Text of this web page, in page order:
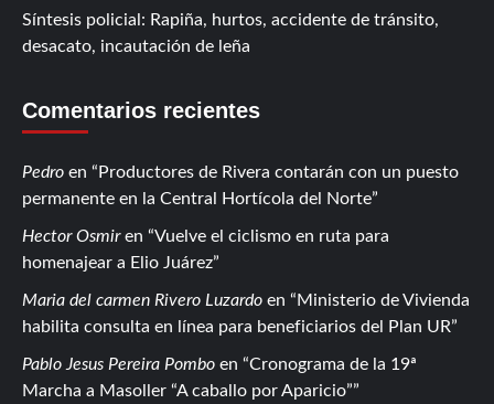
Síntesis policial: Rapiña, hurtos, accidente de tránsito,
desacato, incautación de leña
Comentarios recientes
Pedro en
Productores de Rivera contarán con un puesto
permanente en la Central Hortícola del Norte
Hector Osmiren
Vuelve el ciclismo en ruta para
homenajear a Elio Juárez
Maria del carmen Rivero Luzardo en
Ministerio de Vivienda
habilita consulta en línea para beneficiarios del Plan UR
Pablo Jesus Pereira Pombo en
Cronograma de la 19ª
Marcha a Masoller “A caballo por Aparicio”